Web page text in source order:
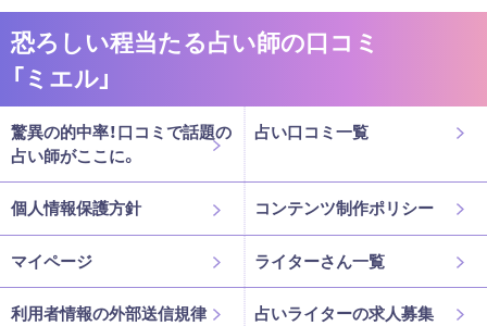
恐ろしい程当たる占い師の口コミ
「ミエル」
驚異の的中率！口コミで話題の
占い師がここに。
占い口コミ一覧
個人情報保護方針 コンテンツ制作ポリシー
マイページ ライターさん一覧
利用者情報の外部送信規律 占いライターの求人募集